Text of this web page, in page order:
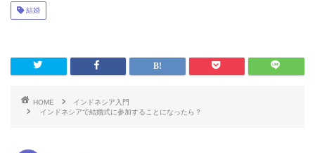
結婚
HOME
インドネシア入門
インドネシアで結婚式に参加することになったら？